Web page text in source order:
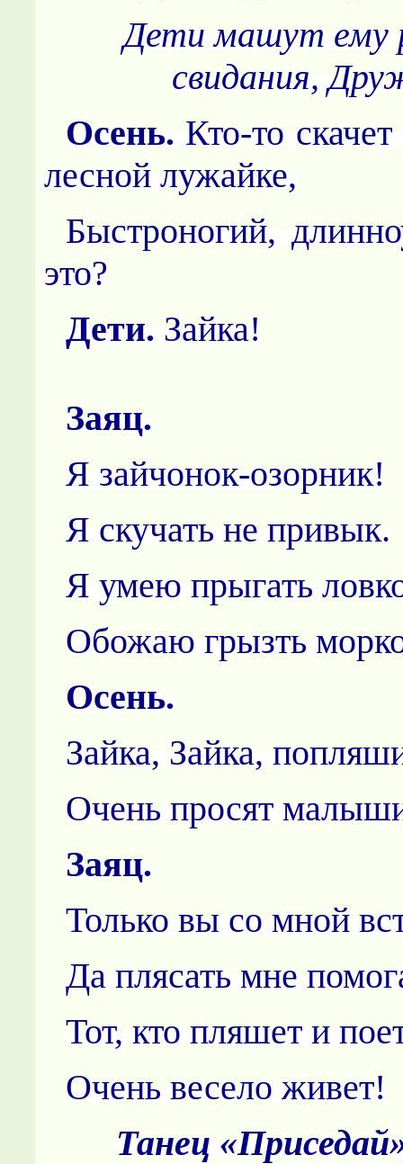
Дети машут ему
свидания,
Осень. Кто-то
лесной лужайке,
Быстроногий,
это?
Дети. Зайка!
Заяц.
Я зайчонок-озорник!
Я скучать не привык.
Я умею прыгать
Обожаю грызть
Осень.
Зайка, Зайка,
Очень просят
Заяц.
Только вы со мной
Да плясать мне
Тот, кто пляшет и
Очень весело живет!
Танец